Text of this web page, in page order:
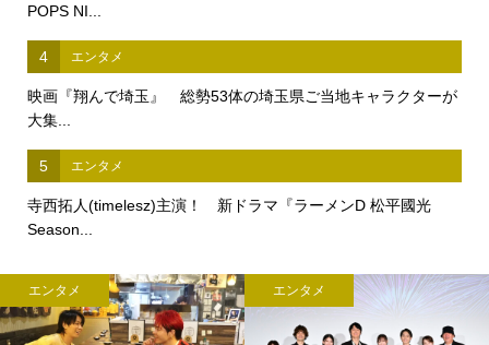
POPS NI...
4 エンタメ
映画『翔んで埼玉』 総勢53体の埼玉県ご当地キャラクターが
大集...
5 エンタメ
寺西拓人(timelesz)主演！ 新ドラマ『ラーメンD 松平國光
Season...
エンタメ エンタメ